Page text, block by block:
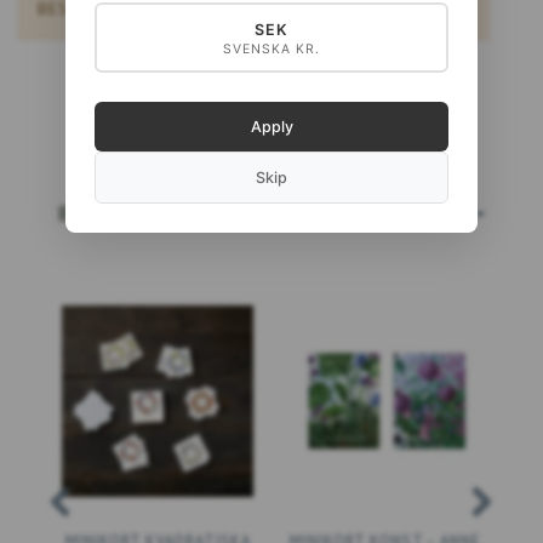
BESTÄLLAS.
BESTSELLERS
SEK
SVENSKA KR.
Apply
Skip